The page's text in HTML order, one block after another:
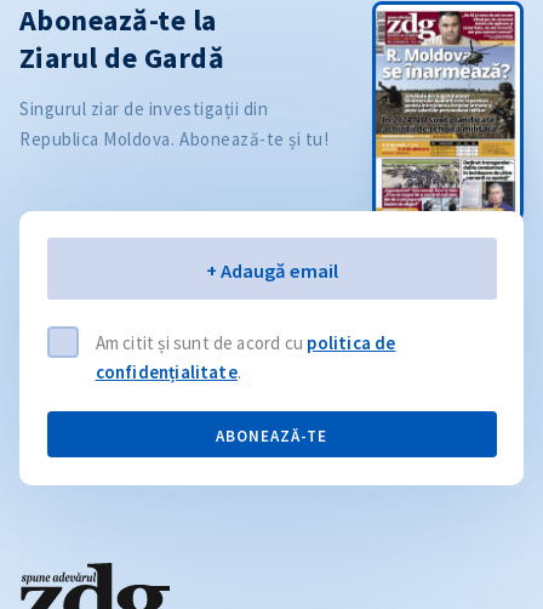
Abonează-te la
Ziarul de Gardă
Singurul ziar de investigații din
Republica Moldova. Abonează-te și tu!
+ Adaugă email
Am citit și sunt de acord cu politica de
confidențialitate.
ABONEAZĂ-TE